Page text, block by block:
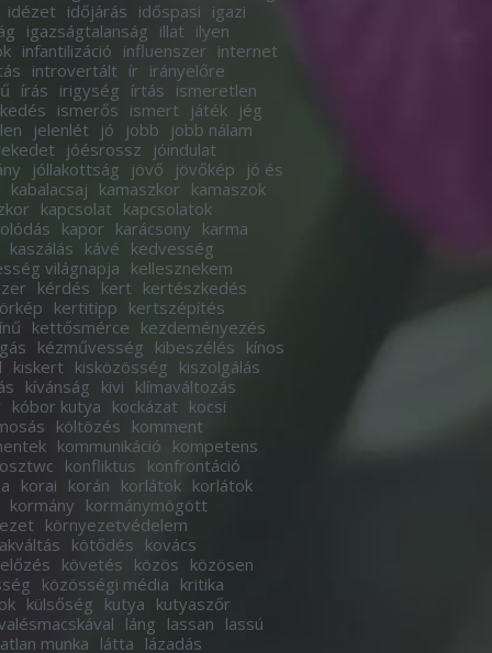
idézet időjárás időspasi igazi
igazságtalanság illat ilyen
infantilizáció influenszer internet
introvertált ír irányelőre
írás irigység írtás ismeretlen
ismerős ismert játék jég
jelenlét jó jobb
jobb nálam
jóésrossz
jóindulat
jóllakottság jövő jövőkép
jó és
kabalacsaj kamaszkor kamaszok
kapcsolat kapcsolatok
kapor karácsony karma
kaszálás kávé kedvesség
világnapja kellesznekem
kérdés kert kertészkedés
kertitipp kertszépítés
kettősmérce kezdeményezés
kézművesség kibeszélés kínos
kiskert kisközösség kiszolgálás
kívánság kivi klímaváltozás
kóbor kutya kockázat kocsi
költözés komment
kommunikáció kompetens
konfliktus konfrontáció
korai korán korlátok korlátok
kormány kormánymögött
környezetvédelem
kötődés kovács
követés közös közösen
közösségi média kritika
külsőség kutya kutyaszőr
láng lassan lassú
munka
látta lázadás